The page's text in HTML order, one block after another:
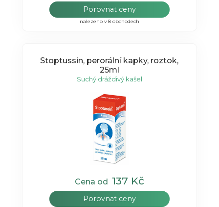
Porovnat ceny
nalezeno v 8 obchodech
Stoptussin, perorální kapky, roztok,
25ml
Suchý dráždivý kašel
Cena od 137 Kč
Porovnat ceny